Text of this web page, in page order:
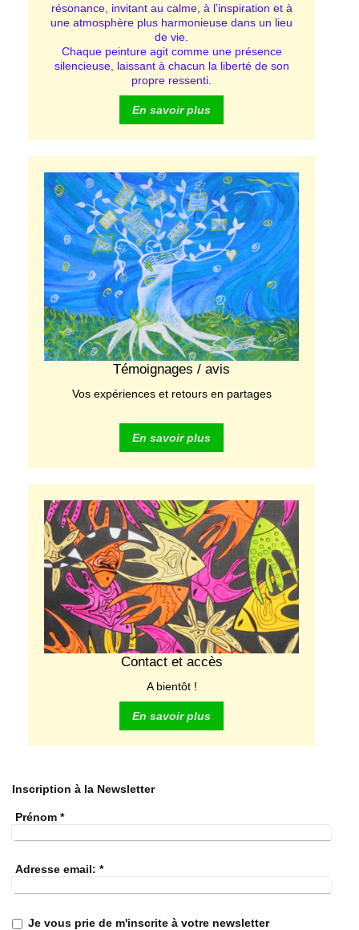
résonance, invitant au calme, à l’inspiration et à
une atmosphère plus harmonieuse dans un lieu
de vie.
Chaque peinture agit comme une présence
silencieuse, laissant à chacun la liberté de son
propre ressenti.
En savoir plus
Témoignages / avis
Vos expériences et retours en partages
En savoir plus
Contact et accès
A bientôt !
En savoir plus
Inscription à la Newsletter
Prénom*
Adresse email: *
Je vous prie de m'inscrite à votre newsletter